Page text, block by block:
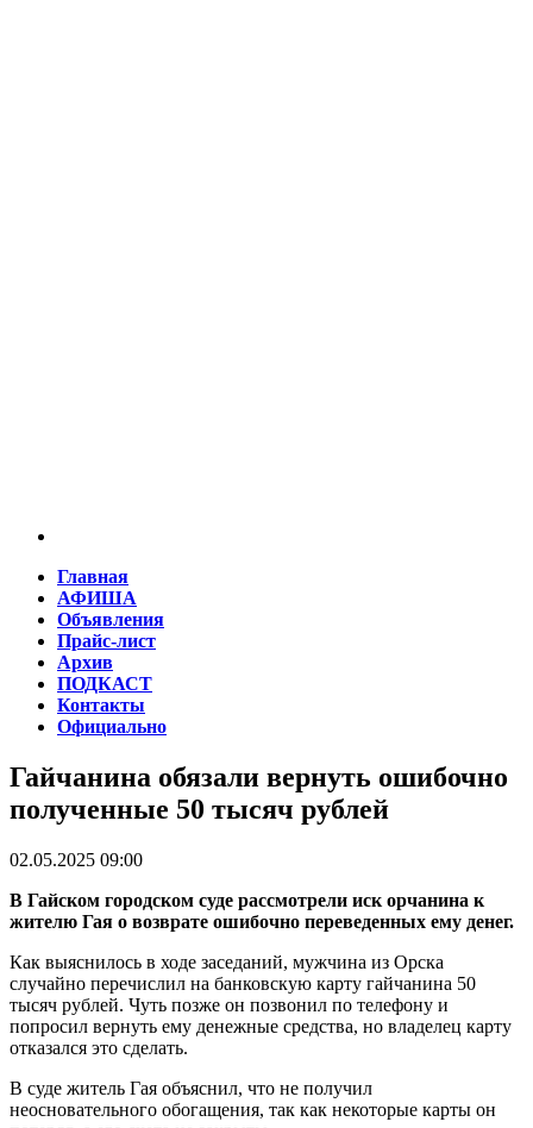
Главная
АФИША
Объявления
Прайс-лист
Архив
ПОДКАСТ
Контакты
Официально
Гайчанина обязали вернуть ошибочно
полученные 50 тысяч рублей
02.05.2025 09:00
В Гайском городском суде рассмотрели иск орчанина к
жителю Гая о возврате ошибочно переведенных ему денег.
Как выяснилось в ходе заседаний, мужчина из Орска
случайно перечислил на банковскую карту гайчанина 50
тысяч рублей. Чуть позже он позвонил по телефону и
попросил вернуть ему денежные средства, но владелец карту
отказался это сделать.
В суде житель Гая объяснил, что не получил
неосновательного обогащения, так как некоторые карты он